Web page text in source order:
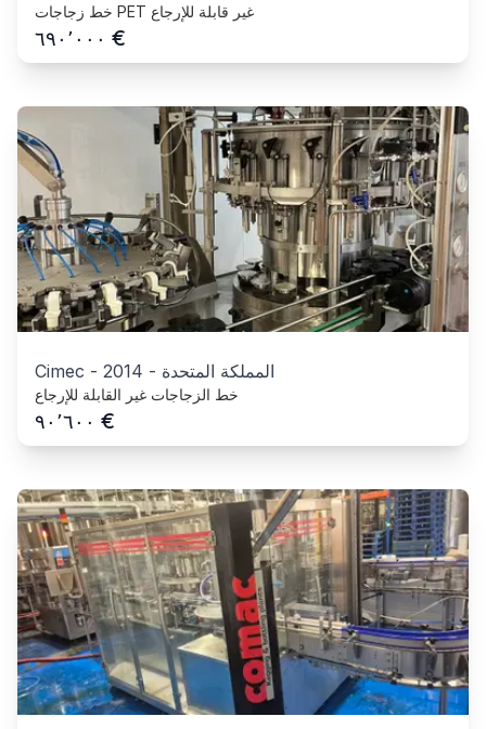
خط زجاجات PET غير قابلة للإرجاع
٦٩٠٬٠٠٠ €
Cimec - 2014 - المملكة المتحدة
خط الزجاجات غير القابلة للإرجاع
٩٠٬٦٠٠ €